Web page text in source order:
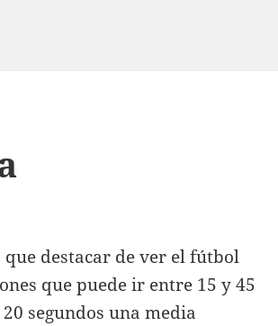
destacar de ver el fútbol
que puede ir entre 15 y 45
segundos una media